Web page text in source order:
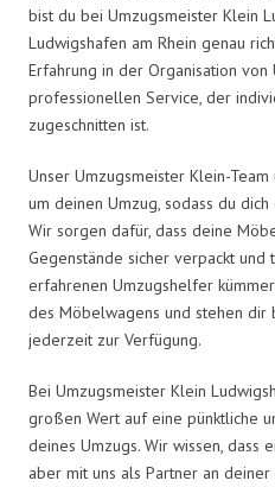
bist du bei Umzugsmeister Klein
Ludwigshafen am Rhein genau
Erfahrung in der Organisation
professionellen Service, der
zugeschnitten ist.
Unser Umzugsmeister Klein-
um deinen Umzug, sodass du
Wir sorgen dafür, dass deine
Gegenstände sicher verpackt
erfahrenen Umzugshelfer
des Möbelwagens und stehen dir
jederzeit zur Verfügung.
Bei Umzugsmeister Klein
großen Wert auf eine pünktliche
deines Umzugs. Wir wissen, dass
aber mit uns als Partner an